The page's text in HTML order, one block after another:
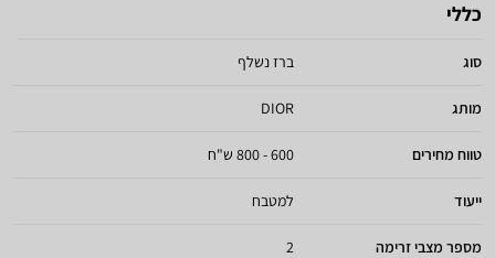
כללי
סוג ברז נשלף
מותג DIOR
טווח מחירים 600 - 800 ש"ח
ייעוד למטבח
מספר מצבי זרימה 2